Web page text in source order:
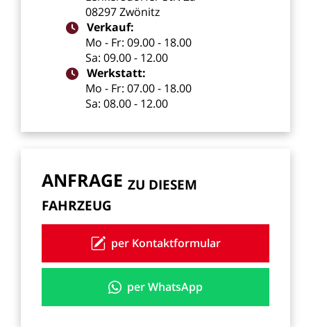
08297Zwönitz
Verkauf:
Mo - Fr: 09.00- 18.00
Sa: 09.00- 12.00
Werkstatt:
Mo - Fr: 07.00- 18.00
Sa: 08.00- 12.00
ANFRAGE ZU DIESEM
FAHRZEUG
per Kontaktformular
per WhatsApp